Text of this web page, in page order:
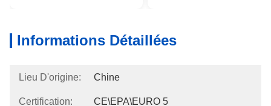
Informations Détaillées
Lieu D'origine: Chine
Certification: CE\EPA\EURO 5